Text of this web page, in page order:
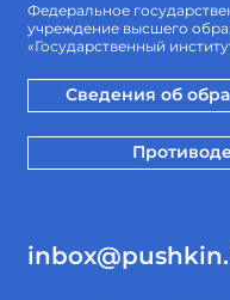
Федеральное
учреждение высшего
«Государственный
Сведения об